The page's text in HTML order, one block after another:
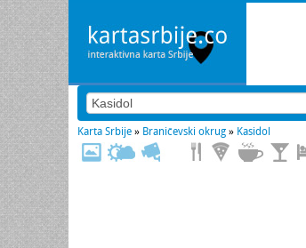
Karta Srbije » Braničevski okrug » Kasidol